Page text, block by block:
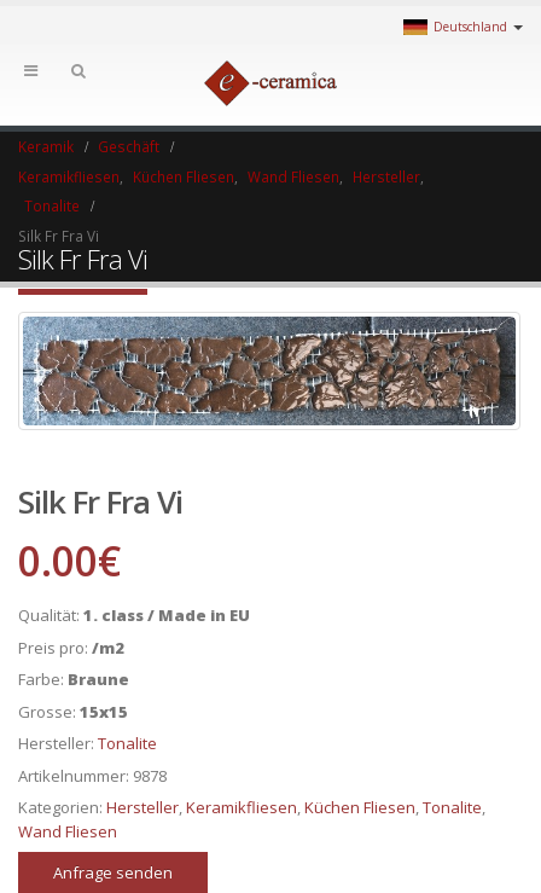
Deutschland
Keramik
Geschäft
Keramikfliesen
Küchen Fliesen Wand Fliesen Hersteller
Tonalite
Silk Fr Fra Vi
Silk Fr Fra Vi
Silk Fr Fra Vi
0.00€
Qualität: 1. class / Made in EU
Preis pro: /m2
Farbe: Braune
Grosse: 15x15
Hersteller: Tonalite
Artikelnummer: 9878
Kategorien: Hersteller,Keramikfliesen,Küchen Fliesen,Tonalite,
Wand Fliesen
Anfrage senden